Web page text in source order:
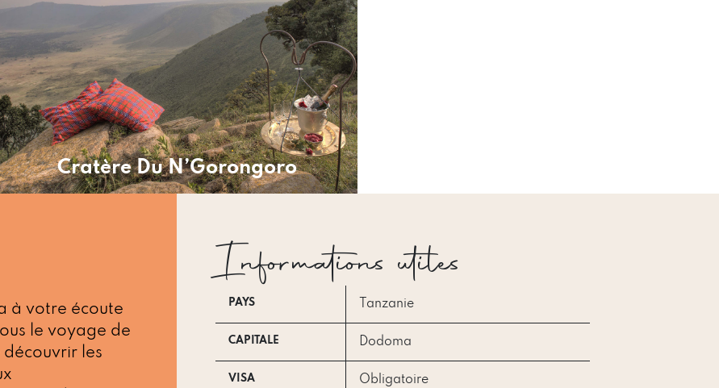
Cratère Du N’Gorongoro
à votre écoute
le voyage de
les
Informations utiles
PAYS Tanzanie
CAPITALE Dodoma
VISA Obligatoire